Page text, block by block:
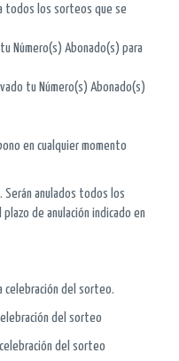
todos los sorteos que se
Número(s) Abonado(s) para
tu Número(s) Abonado(s)
en cualquier momento
Serán anulados todos los
de anulación indicado en
celebración del sorteo.
del sorteo
del sorteo